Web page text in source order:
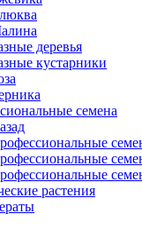
деревья
кустарники
семена
растения